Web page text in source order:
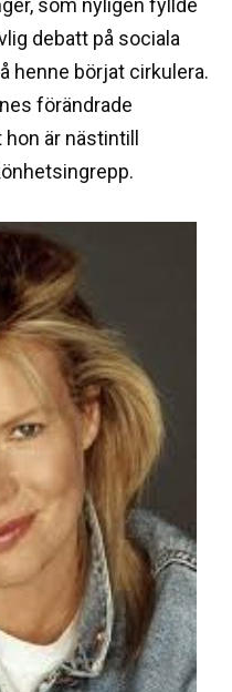
debatt på sociala
henne börjat cirkulera.
förändrade
är nästintill